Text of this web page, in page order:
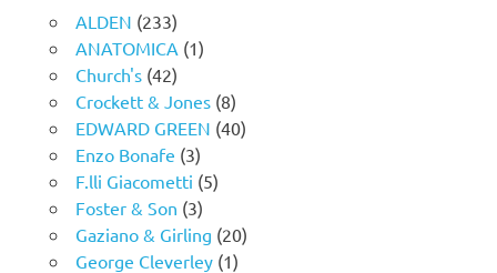
ALDEN (233)
ANATOMICA (1)
Church's(42)
Crockett & Jones(8)
EDWARD GREEN (40)
Enzo Bonafe (3)
F.lli Giacometti (5)
Foster & Son (3)
Gaziano & Girling (20)
George Cleverley(1)